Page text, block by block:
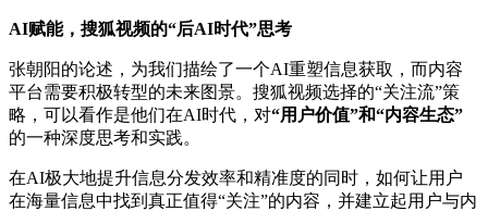
AI赋能，搜狐视频的“后AI时代”思考
张朝阳的论述，为我们描绘了一个AI重塑信息获取，而内容
平台需要积极转型的未来图景。搜狐视频选择的“关注流”策
略，可以看作是他们在AI时代，对“用户价值”和“内容生态”
的一种深度思考和实践。
在AI极大地提升信息分发效率和精准度的同时，如何让用户
在海量信息中找到真正值得“关注”的内容，并建立起用户与内